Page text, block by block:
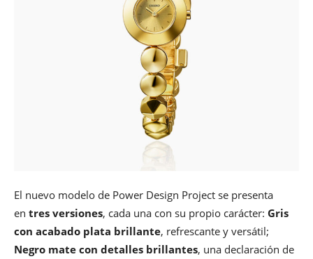
El nuevo modelo de Power Design Project se presenta
en tres versiones, cada una con su propio carácter: Gris
con acabado plata brillante, refrescante y versátil;
Negro mate con detalles brillantes, una declaración de